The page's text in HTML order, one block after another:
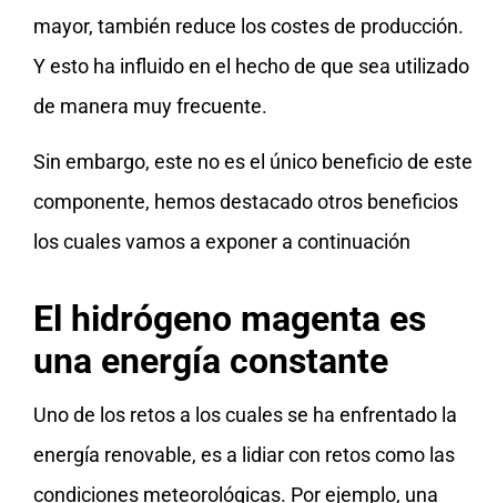
mayor, también reduce los costes de producción.
Y esto ha influido en el hecho de que sea utilizado
de manera muy frecuente.
Sin embargo, este no es el único beneficio de este
componente, hemos destacado otros beneficios
los cuales vamos a exponer a continuación
El hidrógeno magenta es
una energía constante
Uno de los retos a los cuales se ha enfrentado la
energía renovable, es a lidiar con retos como las
condiciones meteorológicas. Por ejemplo, una